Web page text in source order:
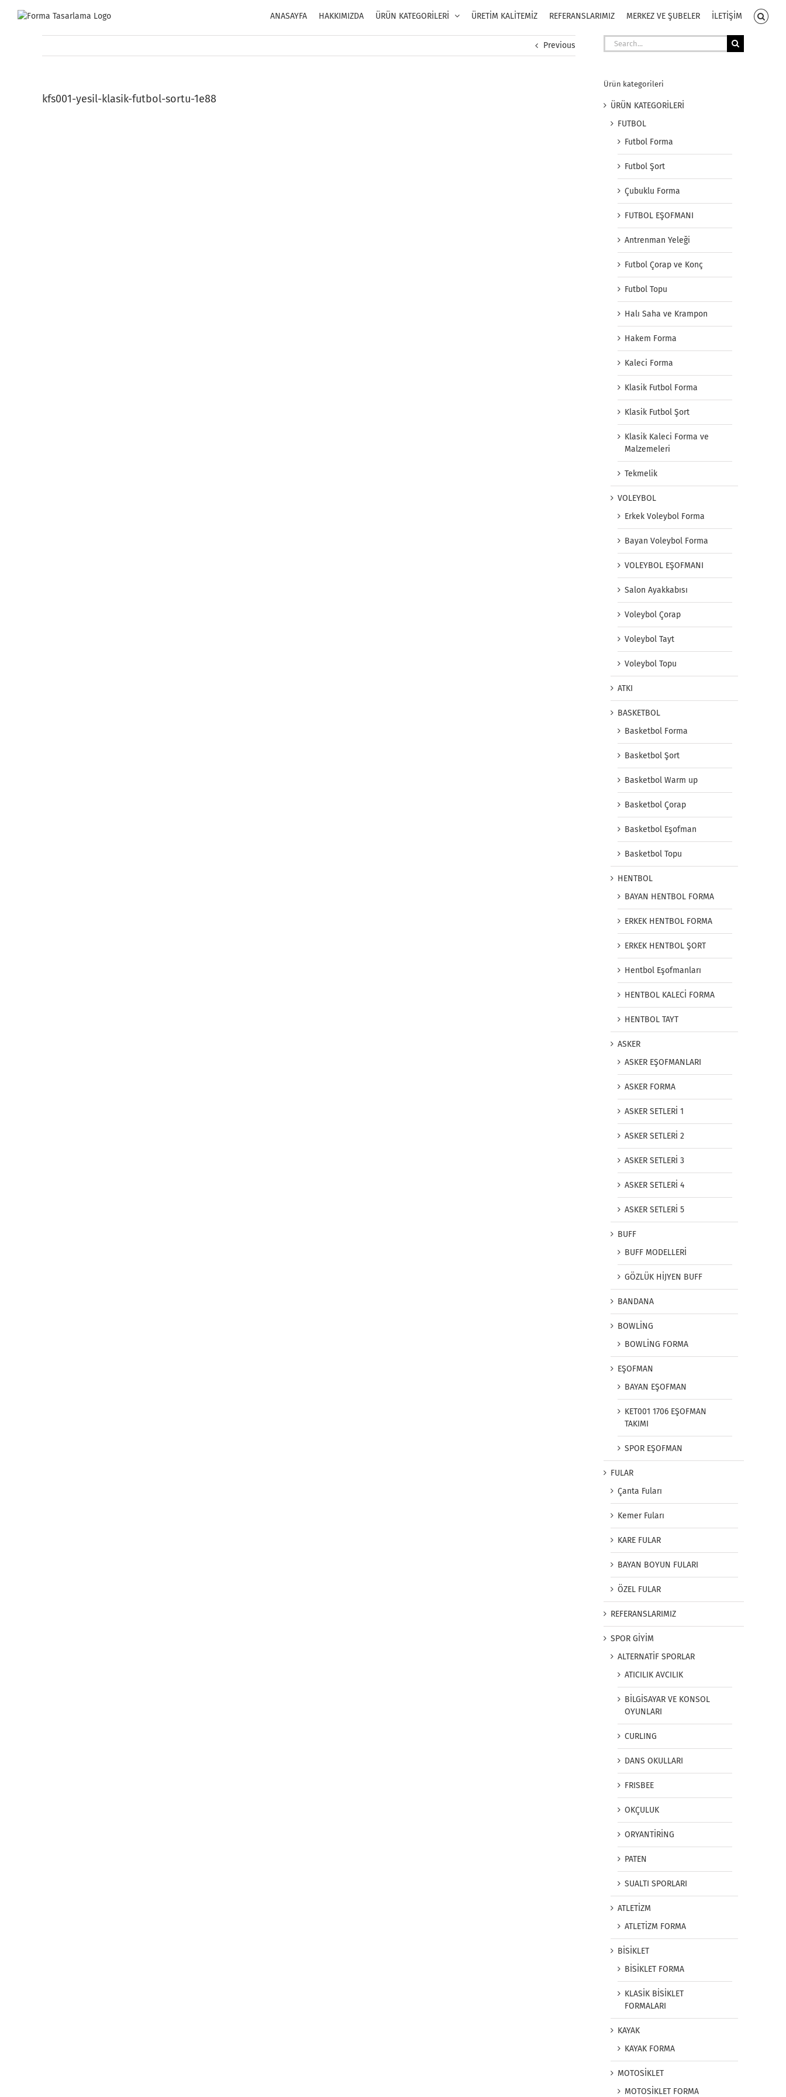
ANASAYFA HAKKIMIZDA ÜRÜN KATEGORİLERİ ÜRETİM KALİTEMİZ REFERANSLARIMIZ MERKEZ VE ŞUBELER İLETİŞİM
Previous
kfs001-yesil-klasik-futbol-sortu-1e88
Search
for:
Ürün kategorileri
ÜRÜN KATEGORİLERİ
FUTBOL
Futbol Forma
Futbol Şort
Çubuklu Forma
FUTBOL EŞOFMANI
Antrenman Yeleği
Futbol Çorap ve Konç
Futbol Topu
Halı Saha ve Krampon
Hakem Forma
Kaleci Forma
Klasik Futbol Forma
Klasik Futbol Şort
Klasik Kaleci Forma ve
Malzemeleri
Tekmelik
VOLEYBOL
Erkek Voleybol Forma
Bayan Voleybol Forma
VOLEYBOL EŞOFMANI
Salon Ayakkabısı
Voleybol Çorap
Voleybol Tayt
Voleybol Topu
ATKI
BASKETBOL
Basketbol Forma
Basketbol Şort
Basketbol Warm up
Basketbol Çorap
Basketbol Eşofman
Basketbol Topu
HENTBOL
BAYAN HENTBOL FORMA
ERKEK HENTBOL FORMA
ERKEK HENTBOL ŞORT
Hentbol Eşofmanları
HENTBOL KALECİ FORMA
HENTBOL TAYT
ASKER
ASKER EŞOFMANLARI
ASKER FORMA
ASKER SETLERİ 1
ASKER SETLERİ 2
ASKER SETLERİ 3
ASKER SETLERİ 4
ASKER SETLERİ 5
BUFF
BUFF MODELLERİ
GÖZLÜK HİJYEN BUFF
BANDANA
BOWLİNG
BOWLİNG FORMA
EŞOFMAN
BAYAN EŞOFMAN
KET001 1706 EŞOFMAN
TAKIMI
SPOR EŞOFMAN
FULAR
Çanta Fuları
Kemer Fuları
KARE FULAR
BAYAN BOYUN FULARI
ÖZEL FULAR
REFERANSLARIMIZ
SPOR GİYİM
ALTERNATİF SPORLAR
ATICILIK AVCILIK
BİLGİSAYAR VE KONSOL
OYUNLARI
CURLING
DANS OKULLARI
FRISBEE
OKÇULUK
ORYANTİRİNG
PATEN
SUALTI SPORLARI
ATLETİZM
ATLETİZM FORMA
BİSİKLET
BİSİKLET FORMA
KLASİK BİSİKLET
FORMALARI
KAYAK
KAYAK FORMA
MOTOSİKLET
MOTOSİKLET FORMA